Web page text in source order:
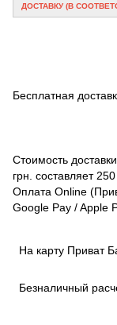
ДОСТАВКУ (В
Бесплатная
при
Стоимость
грн. составляет 250
Оплата Online
Google Pay / Apple
На карту Приват
Безналичный